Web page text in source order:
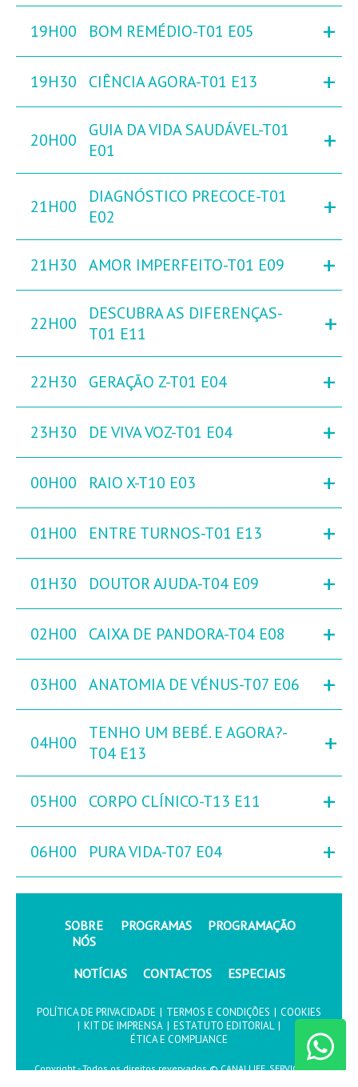
19H00 BOM REMÉDIO-T01 E05 +
19H30 CIÊNCIA AGORA-T01 E13 +
20H00
GUIA DA VIDA SAUDÁVEL-T01
E01
+
21H00
DIAGNÓSTICO PRECOCE-T01
E02
+
21H30 AMOR IMPERFEITO-T01 E09 +
22H00
DESCUBRA AS DIFERENÇAS-
T01 E11
+
22H30 GERAÇÃO Z-T01 E04 +
23H30 DE VIVA VOZ-T01 E04 +
00H00 RAIO X-T10 E03 +
01H00 ENTRE TURNOS-T01 E13 +
01H30 DOUTOR AJUDA-T04 E09 +
02H00 CAIXA DE PANDORA-T04 E08 +
03H00 ANATOMIA DE VÉNUS-T07 E06 +
04H00
TENHO UM BEBÉ. E AGORA?-
T04 E13
+
05H00 CORPO CLÍNICO-T13 E11 +
06H00 PURA VIDA-T07 E04 +
SOBRE
NÓS
PROGRAMAS PROGRAMAÇÃO
NOTÍCIAS CONTACTOS ESPECIAIS
POLÍTICA DE PRIVACIDADE | TERMOS E CONDIÇÕES | COOKIES
| KIT DE IMPRENSA | ESTATUTO EDITORIAL |
ÉTICA E COMPLIANCE
Copyright - Todos os direitos revervados © CANALLIFE, SERVIÇOS DE